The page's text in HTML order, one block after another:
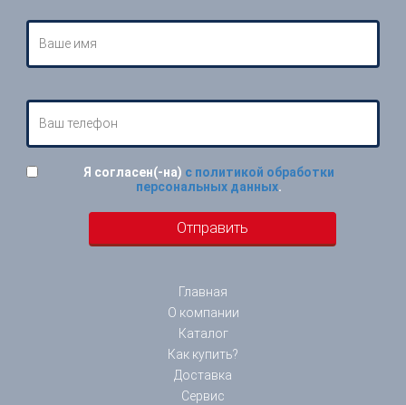
Я согласен(-на) с политикой обработки
персональных данных.
Главная
О компании
Каталог
Как купить?
Доставка
Сервис